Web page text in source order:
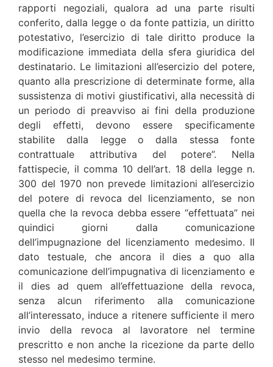
rapporti negoziali, qualora ad una parte risulti
conferito, dalla legge o da fonte pattizia, un diritto
potestativo, l’esercizio di tale diritto produce la
modificazione immediata della sfera giuridica del
destinatario. Le limitazioni all’esercizio del potere,
quanto alla prescrizione di determinate forme, alla
sussistenza di motivi giustificativi, alla necessità di
un periodo di preavviso ai fini della produzione
degli effetti, devono essere specificamente
stabilite dalla legge o dalla stessa fonte
contrattuale attributiva del potere”. Nella
fattispecie, il comma 10 dell’art. 18 della legge n.
300 del 1970 non prevede limitazioni all’esercizio
del potere di revoca del licenziamento, se non
quella che la revoca debba essere “effettuata” nei
quindici giorni dalla comunicazione
dell’impugnazione del licenziamento medesimo. Il
dato testuale, che ancora il dies a quo alla
comunicazione dell’impugnativa di licenziamento e
il dies ad quem all’effettuazione della revoca,
senza alcun riferimento alla comunicazione
all’interessato, induce a ritenere sufficiente il mero
invio della revoca al lavoratore nel termine
prescritto e non anche la ricezione da parte dello
stesso nel medesimo termine.